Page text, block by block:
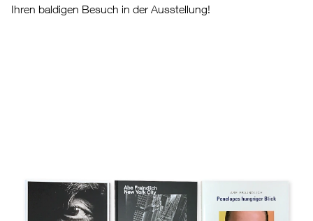
Ihren baldigen Besuch in der Ausstellung!